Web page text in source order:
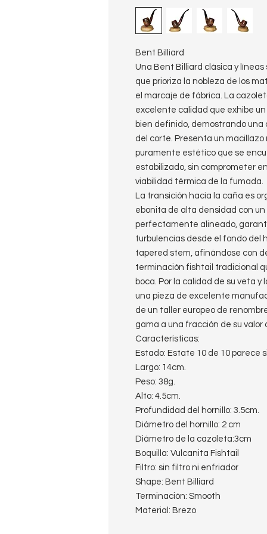
Bent Billiard
Una Bent Billiard clásica y
que prioriza la nobleza de los
el marcaje de fábrica. La
excelente calidad que exhibe
bien definido, demostrando
del corte. Presenta un
puramente estético que se
estabilizado, sin comprometer
viabilidad térmica de la fumada.
​La transición hacia la caña es
ebonita de alta densidad con
perfectamente alineado,
turbulencias desde el fondo del
tapered stem, afinándose con
terminación fishtail tradicional
boca. Por la calidad de su veta
una pieza de excelente
de un taller europeo de
gama a una fracción de su valor
Características:
Estado: Estate 10 de 10 parece
Largo: 14cm.
Peso: 38g.
Alto: 4.5cm.
Profundidad del hornillo: 3.5cm.
Diámetro del hornillo: 2 cm
Diámetro de la cazoleta:3cm
Boquilla: Vulcanita Fishtail
Filtro: sin filtro ni enfriador
Shape: Bent Billiard
Terminación: Smooth
Material: Brezo